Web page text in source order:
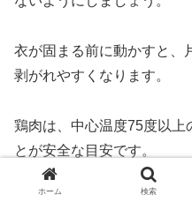
衣が固まる前に動かすと、
剥がれやすくなります。
鶏肉は、中心温度75度以上
とが安全な目安です。
ホーム 検索